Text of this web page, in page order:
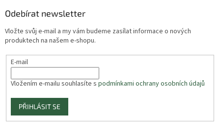
Odebírat newsletter
Vložte svůj e-mail a my vám budeme zasílat informace o nových
produktech na našem e-shopu.
E-mail
Vložením e-mailu souhlasíte s podmínkami ochrany osobních údajů
PŘIHLÁSIT SE